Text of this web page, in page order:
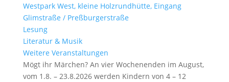
Westpark West, kleine Holzrundhütte, Eingang
Glimstraße / Preßburgerstraße
Lesung
Literatur & Musik
Weitere Veranstaltungen
Mögt ihr Märchen? An vier Wochenenden im August,
vom 1.8. – 23.8.2026 werden Kindern von 4 – 12